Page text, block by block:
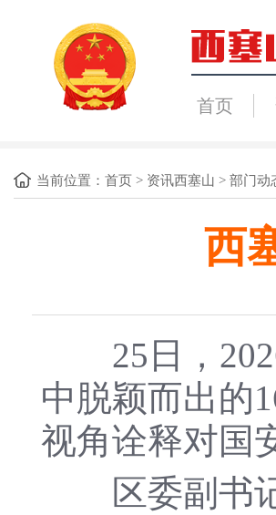
首页
当前位置： 首页 > 资讯西塞山 > 部门动
西
25日，2026
中脱颖而出的
视角诠释对国
区委副书记